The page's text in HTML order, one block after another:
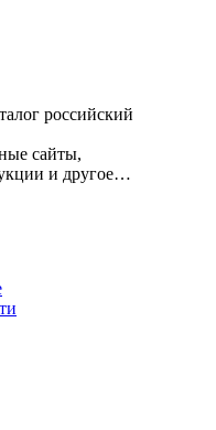
российский
сайты,
и другое…